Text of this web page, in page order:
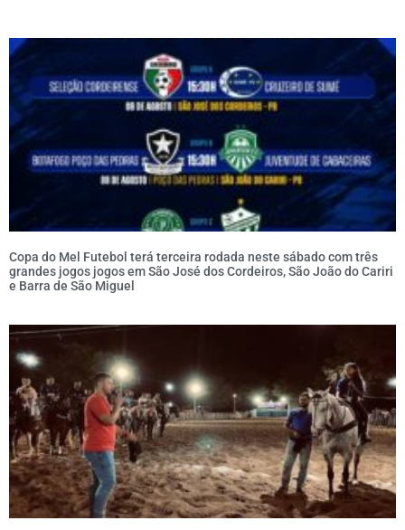
Copa do Mel Futebol terá terceira rodada neste sábado com três
grandes jogos jogos em São José dos Cordeiros, São João do Cariri
e Barra de São Miguel